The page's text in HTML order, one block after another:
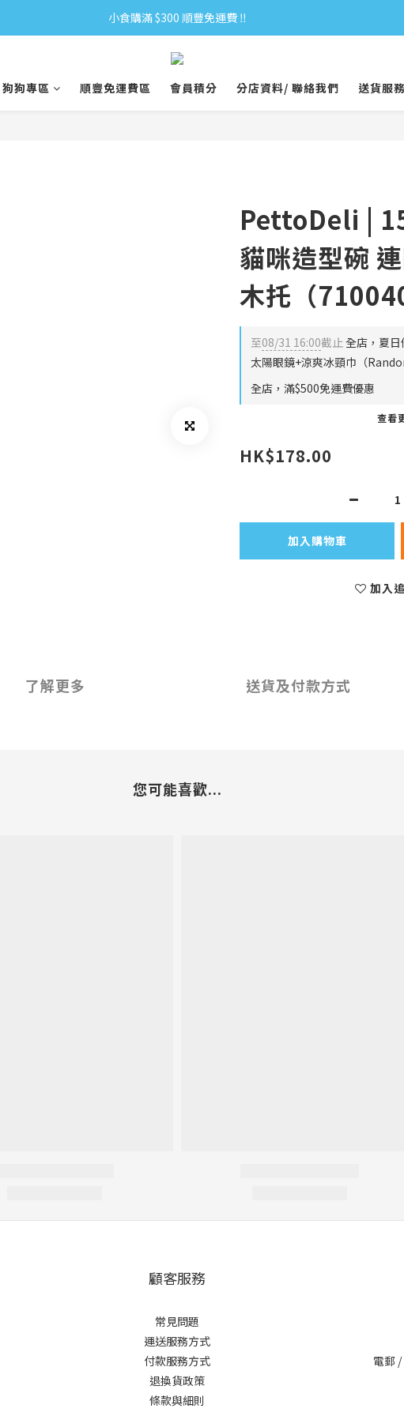
小食購滿 $300 順豐免運費 ‼
小食購滿 $300 順豐免運費 ‼
全單購滿 $500 免運費 ♥︎ 會員積分回贈 $1＝1Pt.
小食購滿 $300 順豐免運費 ‼
狗狗專區 順豐免運費區 會員積分 分店資料/ 聯絡我們 送貨服
PettoDeli |
貓咪造型碗
木托（710040
至08/31 16:00截止全店，夏
太陽眼鏡+涼爽冰頸巾（
全店，滿$500免運費優惠
查看
HK$178.00
加入購物車
加入
了解更多 送貨及付款方式
您可能喜歡...
顧客服務
常見問題
運送服務方式
付款服務方式
退換貨政策
條款與細則
電郵